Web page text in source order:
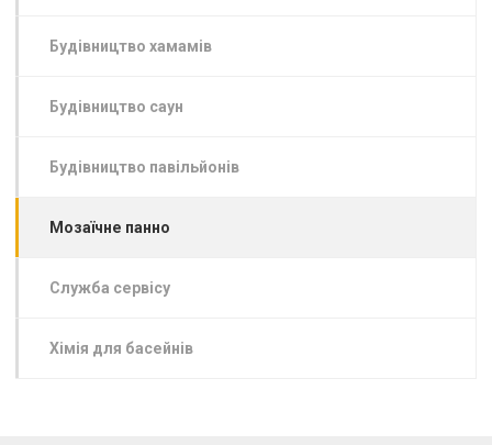
Будівництво хамамів
Будівництво саун
Будівництво павільйонів
Мозаїчне панно
Служба сервісу
Хімія для басейнів